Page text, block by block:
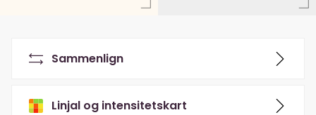
Sammenlign
Linjal og intensitetskart